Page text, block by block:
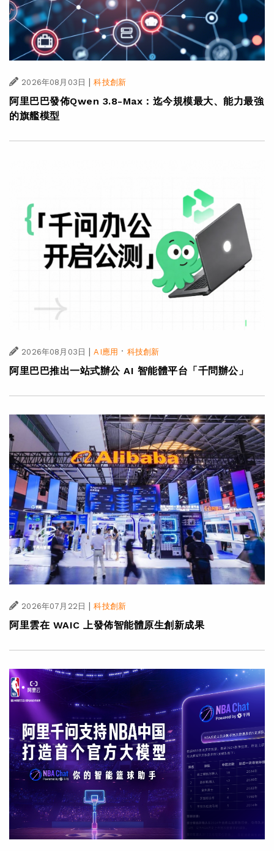
2026年08月03日 | 科技創新
阿里巴巴發佈Qwen 3.8-Max：迄今規模最大、能力最強
的旗艦模型
2026年08月03日 | AI應用 · 科技創新
阿里巴巴推出一站式辦公 AI 智能體平台「千問辦公」
2026年07月22日 | 科技創新
阿里雲在 WAIC 上發佈智能體原生創新成果